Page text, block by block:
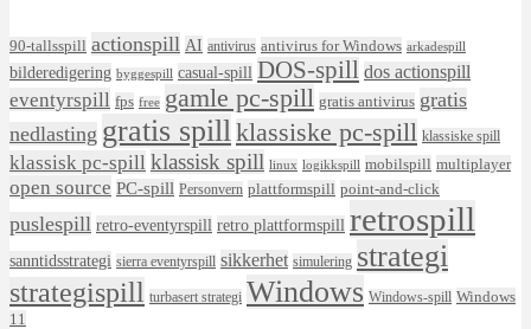
90-tallsspill actionspill AI antivirus antivirus for Windows arkadespill
bilderedigering byggespill casual-spill DOS-spill dos actionspill
eventyrspill fps free gamle pc-spill gratis antivirus gratis
nedlasting gratis spill klassiske pc-spill klassiske spill
klassisk pc-spill klassisk spill linux logikkspill mobilspill multiplayer
open source PC-spill Personvern plattformspill point-and-click
puslespill retro-eventyrspill retro plattformspill retrospill
sanntidsstrategi sierra eventyrspill sikkerhet simulering strategi
strategispill turbasert strategi Windows Windows-spill Windows
11